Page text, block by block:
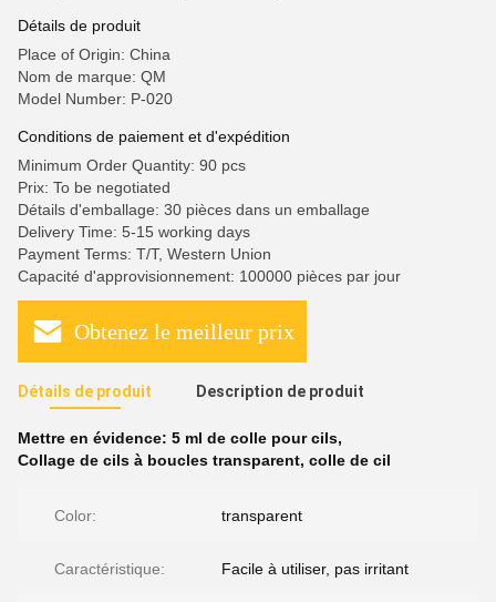
Détails de produit
Place of Origin: China
Nom de marque: QM
Model Number: P-020
Conditions de paiement et d'expédition
Minimum Order Quantity: 90 pcs
Prix: To be negotiated
Détails d'emballage: 30 pièces dans un emballage
Delivery Time: 5-15 working days
Payment Terms: T/T, Western Union
Capacité d'approvisionnement: 100000 pièces par jour
Obtenez le meilleur prix
Détails de produit Description de produit
Mettre en évidence: 5 ml de colle pour cils,
Collage de cils à boucles transparent, colle de cil
Color: transparent
Caractéristique: Facile à utiliser, pas irritant